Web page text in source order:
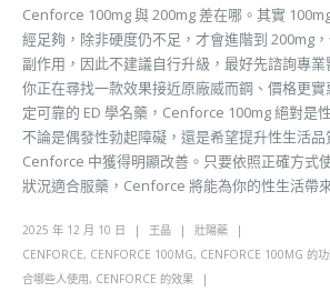
Cenforce 100mg 與 200mg 差在哪。其實
經足夠，除非硬度仍不足，才會進階到 200mg
副作用，因此不建議自行升級，最好先諮詢專
你正在尋找一款效果接近原廠威而鋼、價格更
定可靠的 ED 學名藥，Cenforce 100mg 絕對是
不論是偶發性勃起障礙，還是希望提升性生活
Cenforce 中獲得明顯改善。只要依照正確方式
狀況適合服藥，Cenforce 將能為你的性生活帶
2025 年 12 月 10 日 王晶
壯陽藥
CENFORCE, CENFORCE 100MG, CENFORCE 100MG 的
合哪些人使用, CENFORCE 的效果